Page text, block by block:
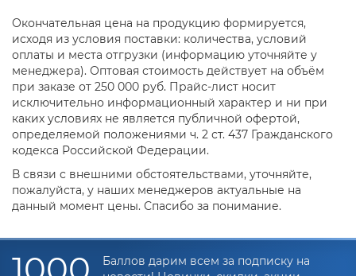
Окончательная цена на продукцию формируется,
исходя из условия поставки: количества, условий
оплаты и места отгрузки (информацию уточняйте у
менеджера). Оптовая стоимость действует на объём
при заказе от 250 000 руб. Прайс-лист носит
исключительно информационный характер и ни при
каких условиях не является публичной офертой,
определяемой положениями ч. 2 ст. 437 Гражданского
кодекса Российской Федерации.
В связи с внешними обстоятельствами, уточняйте,
пожалуйста, у наших менеджеров актуальные на
данный момент цены. Спасибо за понимание.
Баллов дарим всем за подписку на